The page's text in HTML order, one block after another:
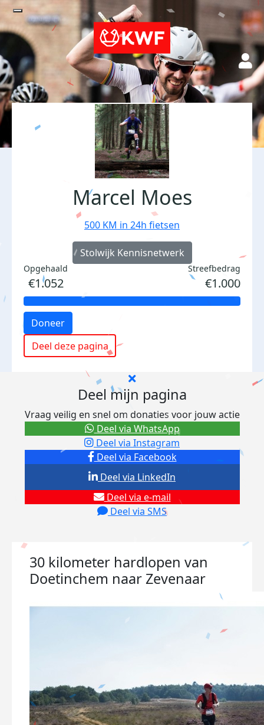
Marcel Moes
500 KM in 24h fietsen
Stolwijk Kennisnetwerk
Opgehaald
€1.052
Streefbedrag
€1.000
Doneer
Deel deze pagina
Deel mijn pagina
Vraag veilig en snel om donaties voor jouw actie
Deel via Facebook
Deel via Instagram
Deel via e-mail
Deel via SMS
Deel via LinkedIn
Deel via WhatsApp
30 kilometer hardlopen van
Doetinchem naar Zevenaar